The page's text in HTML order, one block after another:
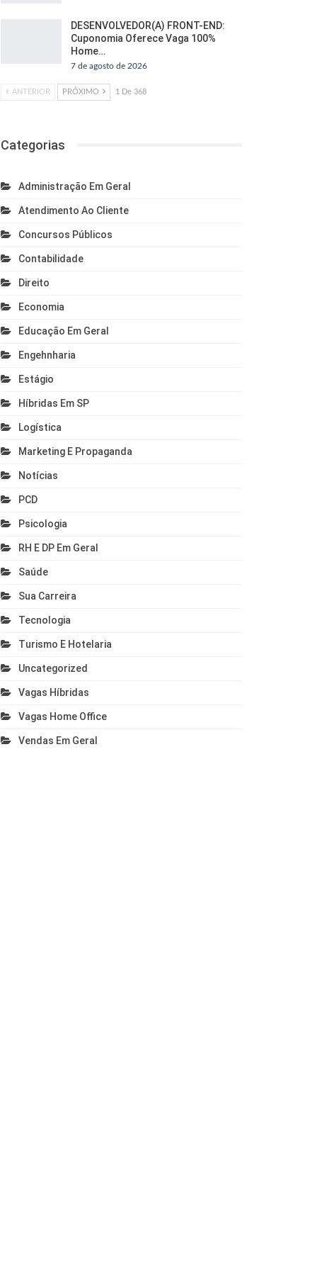
DESENVOLVEDOR(A) FRONT-END:
Cuponomia Oferece Vaga 100%
Home…
7 de agosto de 2026
ANTERIOR PRÓXIMO 1 De 368
Categorias
Administração Em Geral
Atendimento Ao Cliente
Concursos Públicos
Contabilidade
Direito
Economia
Educação Em Geral
Engehnharia
Estágio
Híbridas Em SP
Logística
Marketing E Propaganda
Notícias
PCD
Psicologia
RH E DP Em Geral
Saúde
Sua Carreira
Tecnologia
Turismo E Hotelaria
Uncategorized
Vagas Híbridas
Vagas Home Office
Vendas Em Geral